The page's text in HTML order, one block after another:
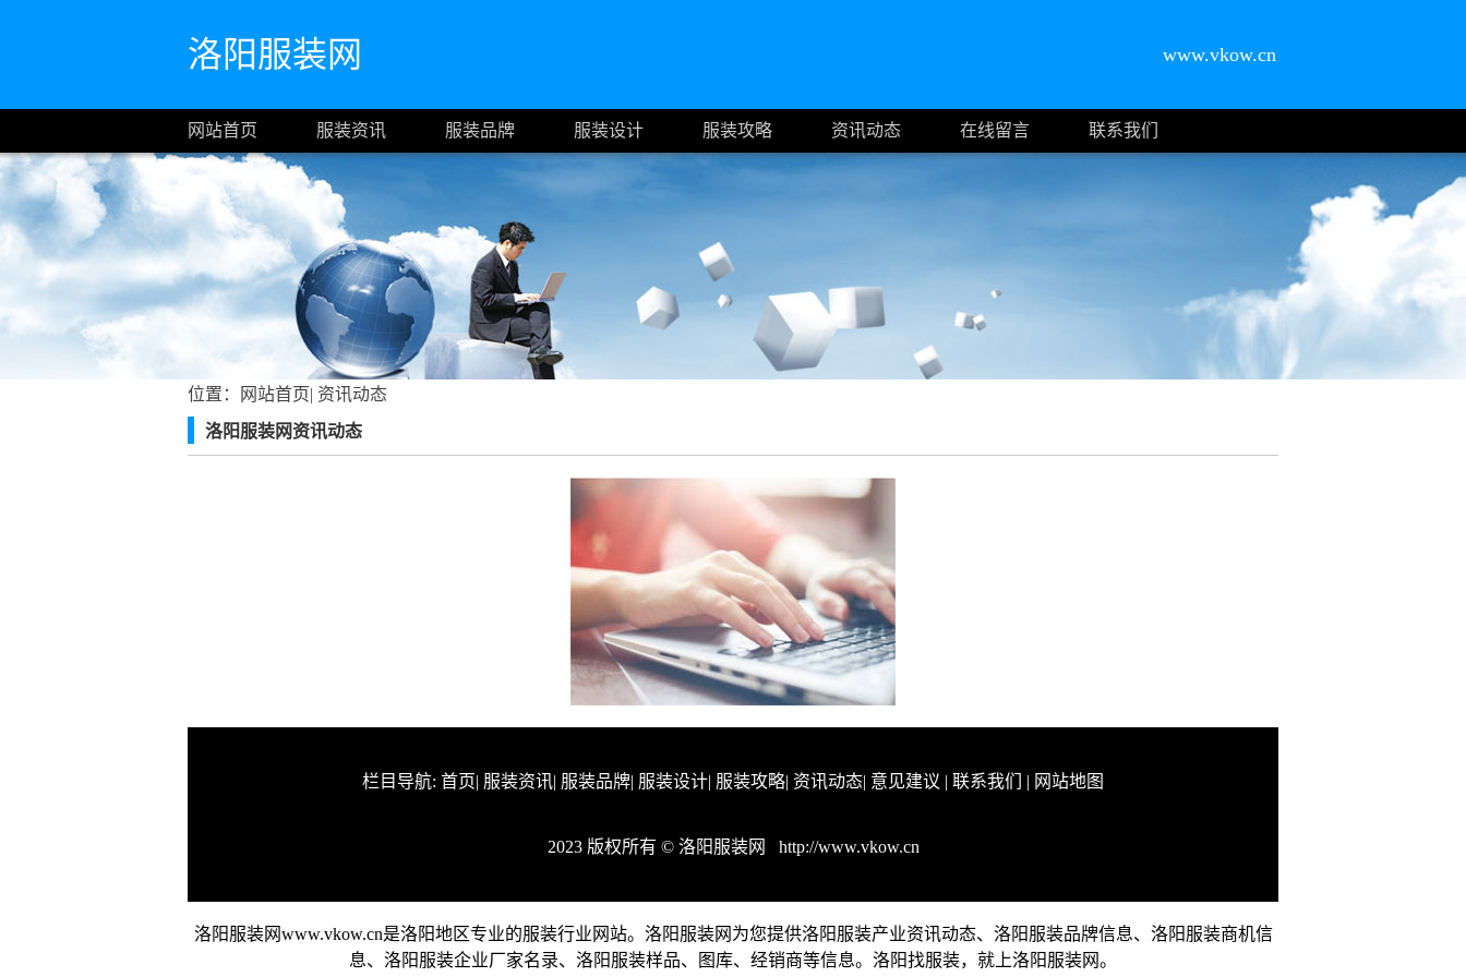
洛阳服装网 www.vkow.cn
网站首页 服装资讯 服装品牌 服装设计 服装攻略 资讯动态 在线留言 联系我们
位置： 网站首页| 资讯动态
洛阳服装网资讯动态
栏目导航: 首页| 服装资讯| 服装品牌| 服装设计| 服装攻略| 资讯动态| 意见建议 | 联系我们 | 网站地图
2023 版权所有 © 洛阳服装网 http://www.vkow.cn
洛阳服装网www.vkow.cn是洛阳地区专业的服装行业网站。洛阳服装网为您提供洛阳服装产业资讯动态、洛阳服装品牌信息、洛阳服装商机信
息、洛阳服装企业厂家名录、洛阳服装样品、图库、经销商等信息。洛阳找服装，就上洛阳服装网。